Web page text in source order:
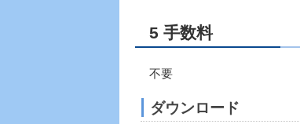
5 手数料
不要
ダウンロード